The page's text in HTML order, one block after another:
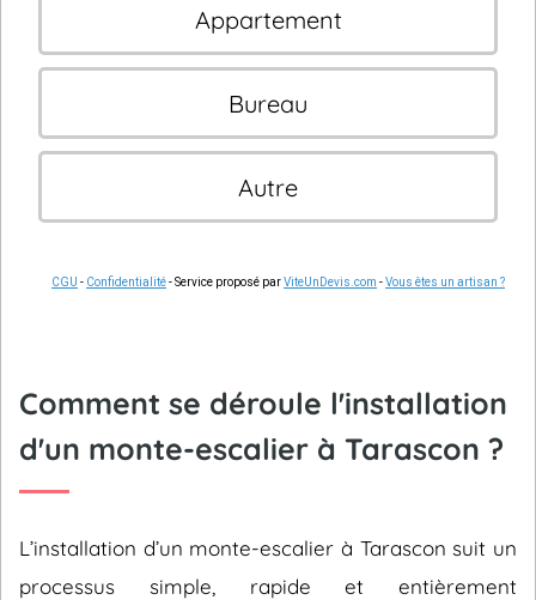
Appartement
Bureau
Autre
CGU - Confidentialité- Service proposé parViteUnDevis.com -Vous êtes un artisan ?
Comment se déroule l'installation
d'un monte-escalier à Tarascon ?
L’installation d’un monte-escalier à Tarascon suit un
processus simple, rapide et entièrement